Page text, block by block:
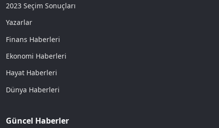
2023 Seçim Sonuçları
Yazarlar
Finans Haberleri
Ekonomi Haberleri
Hayat Haberleri
Dünya Haberleri
Güncel Haberler